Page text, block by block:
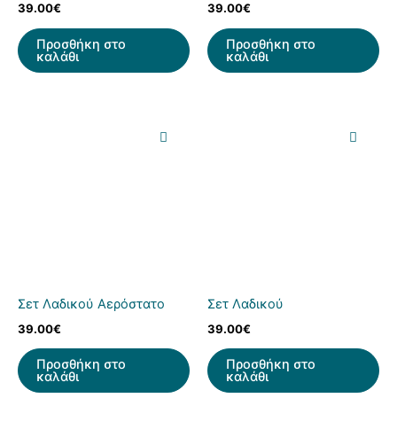
39.00€
Προσθήκη στο
καλάθι
39.00€
Προσθήκη στο
καλάθι
Σετ Λαδικού Αερόστατο
39.00€
Προσθήκη στο
καλάθι
Σετ Λαδικού
39.00€
Προσθήκη στο
καλάθι